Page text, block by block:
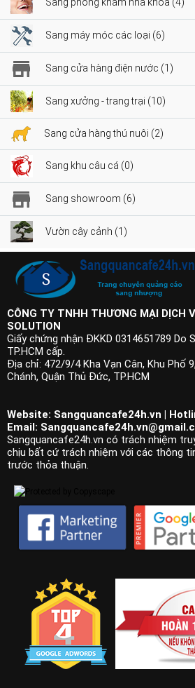
Sang máy móc các loại (6)
Sang cửa hàng điện nước (1)
Sang xưởng - trang trại (10)
Sang cửa hàng thú nuôi (2)
Sang khu câu cá (0)
Sang showroom (6)
Vườn cây cảnh (1)
CÔNG TY TNHH THƯƠNG MẠI DỊCH
SOLUTION
Giấy chứng nhận ĐKKD 0314651789 Do
TP.HCM cấp.
Địa chỉ: 472/9/4 Kha Vạn Cân, Khu Phố
Chánh, Quận Thủ Đức, TP.HCM
Website: Sangquancafe24h.vn |
Email:
Sangquancafe24h.vn có trách nhiệm
chịu bất cứ trách nhiệm với các thông
trước thỏa thuận.